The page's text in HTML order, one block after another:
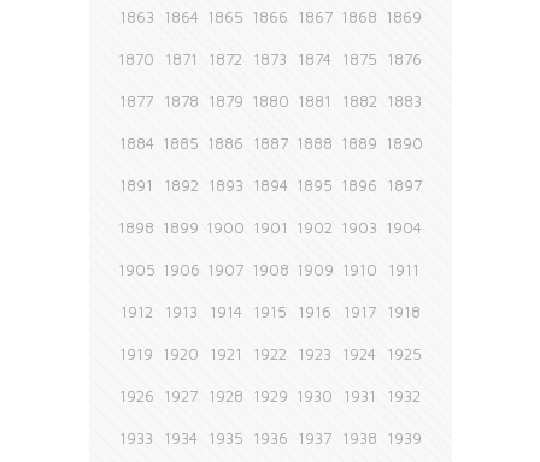
1863 1864 1865 1866 1867 1868 1869
1870 1871 1872 1873 1874 1875 1876
1877 1878 1879 1880 1881 1882 1883
1884 1885 1886 1887 1888 1889 1890
1891 1892 1893 1894 1895 1896 1897
1898 1899 1900 1901 1902 1903 1904
1905 1906 1907 1908 1909 1910 1911
1912 1913 1914 1915 1916 1917 1918
1919 1920 1921 1922 1923 1924 1925
1926 1927 1928 1929 1930 1931 1932
1933 1934 1935 1936 1937 1938 1939